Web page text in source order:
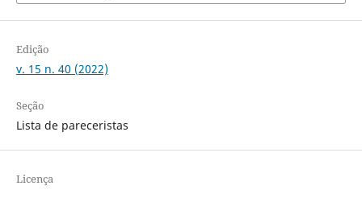
Edição
v. 15 n. 40 (2022)
Seção
Lista de pareceristas
Licença